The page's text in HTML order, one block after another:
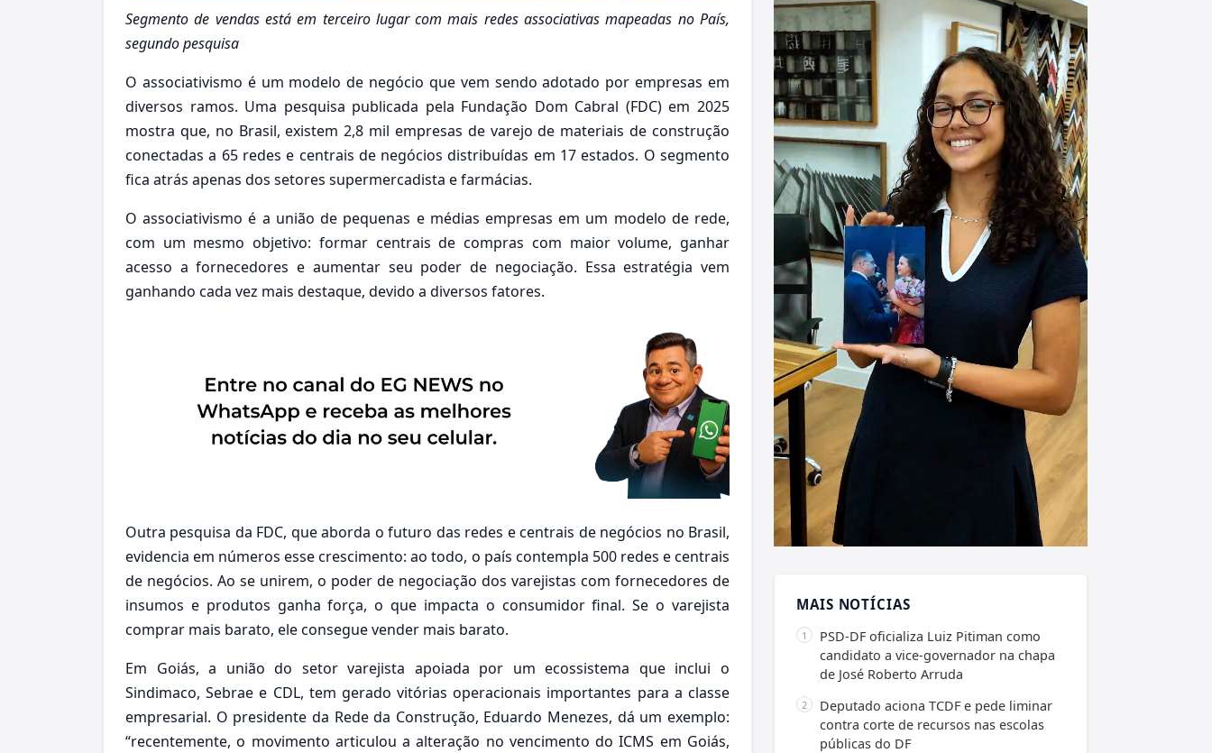
Segmento de vendas está em terceiro lugar com mais redes associativas mapeadas no País,
segundo pesquisa
O associativismo é um modelo de negócio que vem sendo adotado por empresas em
diversos ramos. Uma pesquisa publicada pela Fundação Dom Cabral (FDC) em 2025
mostra que, no Brasil, existem 2,8 mil empresas de varejo de materiais de construção
conectadas a 65 redes e centrais de negócios distribuídas em 17 estados. O segmento
fica atrás apenas dos setores supermercadista e farmácias.
O associativismo é a união de pequenas e médias empresas em um modelo de rede,
com um mesmo objetivo: formar centrais de compras com maior volume, ganhar
acesso a fornecedores e aumentar seu poder de negociação. Essa estratégia vem
ganhando cada vez mais destaque, devido a diversos fatores.
Outra pesquisa da FDC, que aborda o futuro das redes e centrais de negócios no Brasil,
evidencia em números esse crescimento: ao todo, o país contempla 500 redes e centrais
de negócios. Ao se unirem, o poder de negociação dos varejistas com fornecedores de
insumos e produtos ganha força, o que impacta o consumidor final. Se o varejista
comprar mais barato, ele consegue vender mais barato.
Em Goiás, a união do setor varejista apoiada por um ecossistema que inclui o
Sindimaco, Sebrae e CDL, tem gerado vitórias operacionais importantes para a classe
empresarial. O presidente da Rede da Construção, Eduardo Menezes, dá um exemplo:
“recentemente, o movimento articulou a alteração no vencimento do ICMS em Goiás,
MAIS NOTÍCIAS
PSD-DF oficializa Luiz Pitiman como
candidato a vice-governador na chapa
de José Roberto Arruda
Deputado aciona TCDF e pede liminar
contra corte de recursos nas escolas
públicas do DF